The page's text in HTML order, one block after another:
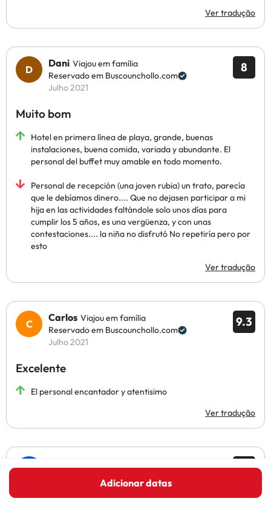
Adicionar datas
Ver tradução
8
Dani Viajou em família
Reservado em Buscounchollo.com
Julho 2021
Muito bom
Hotel en primera línea de playa, grande, buenas
instalaciones, buena comida, variada y abundante. El
personal del buffet muy amable en todo momento.
Personal de recepción (una joven rubia) un trato, parecía
que le debíamos dinero.... Que no dejasen participar a mi
hija en las actividades faltándole solo unos días para
cumplir los 5 años, es una vergüenza, y con unas
contestaciones.... la niña no disfrutó No repetiría pero por
esto
Ver tradução
9.3
Carlos Viajou em família
Reservado em Buscounchollo.com
Julho 2021
Excelente
El personal encantador y atentisimo
Ver tradução
7.3